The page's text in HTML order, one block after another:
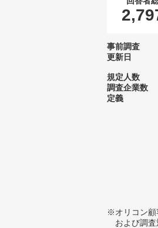
事前調査
更新日
規定人数
調査企業数
定義
※オリコン顧
および調査